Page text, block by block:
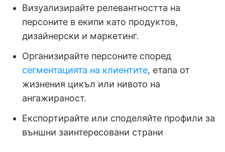
Визуализирайте релевантността на
персоните в екипи като продуктов,
дизайнерски и маркетинг.
Организирайте персоните според
сегментацията на клиентите, етапа от
жизнения цикъл или нивото на
ангажираност.
Експортирайте или споделяйте профили за
външни заинтересовани страни